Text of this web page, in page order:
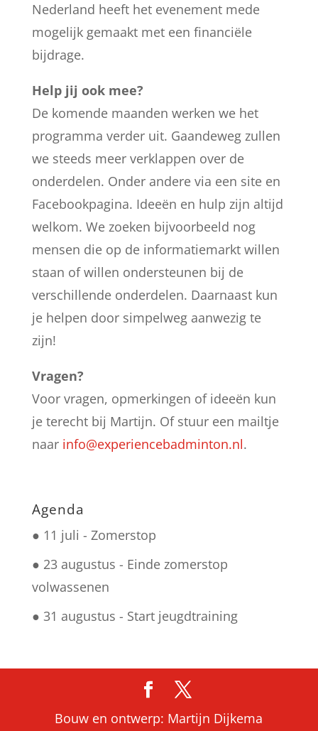
Nederland heeft het evenement mede
mogelijk gemaakt met een financiële
bijdrage.
Help jij ook mee?
De komende maanden werken we het
programma verder uit. Gaandeweg zullen
we steeds meer verklappen over de
onderdelen. Onder andere via een site en
Facebookpagina. Ideeën en hulp zijn altijd
welkom. We zoeken bijvoorbeeld nog
mensen die op de informatiemarkt willen
staan of willen ondersteunen bij de
verschillende onderdelen. Daarnaast kun
je helpen door simpelweg aanwezig te
zijn!
Vragen?
Voor vragen, opmerkingen of ideeën kun
je terecht bij Martijn. Of stuur een mailtje
naar info@experiencebadminton.nl.
Agenda
● 11 juli - Zomerstop
● 23 augustus - Einde zomerstop
volwassenen
● 31 augustus - Start jeugdtraining
Bouw en ontwerp: Martijn Dijkema